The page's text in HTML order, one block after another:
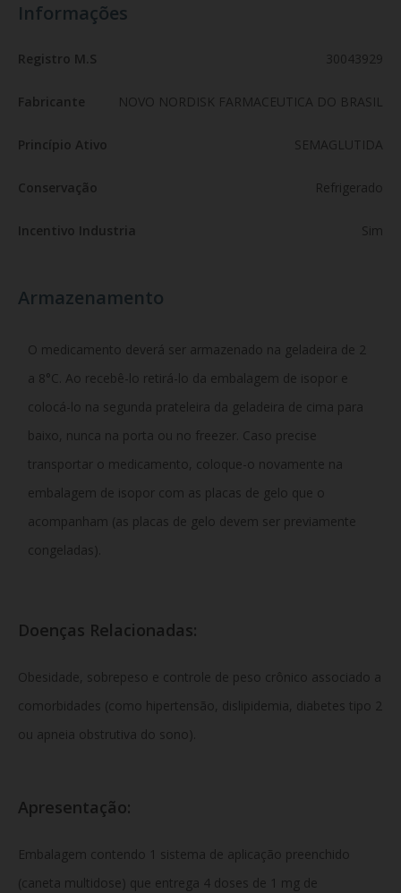
Informações
Registro M.S 30043929
Fabricante NOVO NORDISK FARMACEUTICA DO BRASIL
Princípio Ativo SEMAGLUTIDA
Conservação Refrigerado
Incentivo Industria Sim
Armazenamento
O medicamento deverá ser armazenado na geladeira de 2
a 8°C. Ao recebê-lo retirá-lo da embalagem de isopor e
colocá-lo na segunda prateleira da geladeira de cima para
baixo, nunca na porta ou no freezer. Caso precise
transportar o medicamento, coloque-o novamente na
embalagem de isopor com as placas de gelo que o
acompanham (as placas de gelo devem ser previamente
congeladas).
Doenças Relacionadas:
Obesidade, sobrepeso e controle de peso crônico associado a
comorbidades (como hipertensão, dislipidemia, diabetes tipo 2
ou apneia obstrutiva do sono).
Apresentação:
Embalagem contendo 1 sistema de aplicação preenchido
(caneta multidose) que entrega 4 doses de 1 mg de